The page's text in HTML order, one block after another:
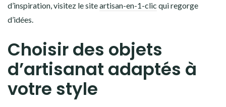
d’inspiration, visitez le siteartisan-en-1-clic qui regorge
d’idées.
Choisir des objets
d’artisanat adaptés à
votre style